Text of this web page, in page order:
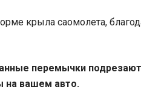
крыла саомолета,
перемычки
на вашем авто.